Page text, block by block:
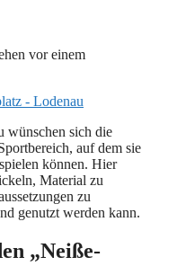
- Lodenau
wünschen sich die
auf dem sie
können. Hier
Material zu
zu
genutzt werden kann.
„Neiße-